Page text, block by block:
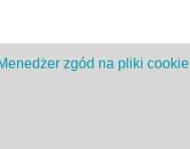
zgód na pliki cookie